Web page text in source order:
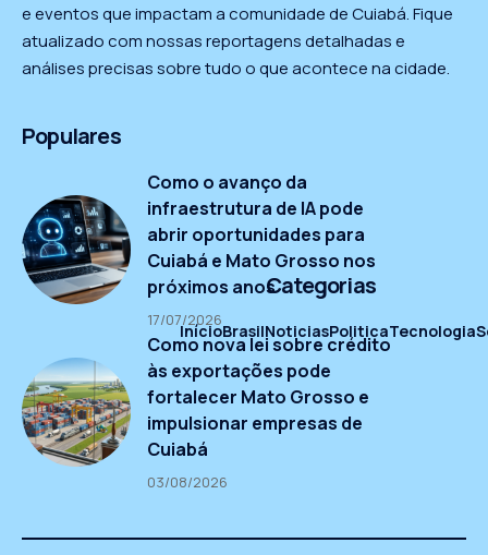
e eventos que impactam a comunidade de Cuiabá. Fique
atualizado com nossas reportagens detalhadas e
análises precisas sobre tudo o que acontece na cidade.
Populares
Como o avanço da
infraestrutura de IA pode
abrir oportunidades para
Cuiabá e Mato Grosso nos
próximos anos
17/07/2026
Como nova lei sobre crédito
às exportações pode
fortalecer Mato Grosso e
impulsionar empresas de
Cuiabá
03/08/2026
Categorias
InícioBrasilNoticiasPoliticaTecnologia